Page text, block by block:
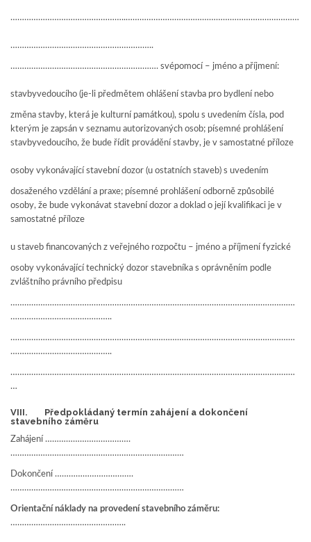
…………………………………………..…………………………………………………………………
……………………………………………………..
………………………………………………………. svépomocí – jméno a příjmení:
stavbyvedoucího (je-li předmětem ohlášení stavba pro bydlení nebo
změna stavby, která je kulturní památkou), spolu s uvedením čísla, pod
kterým je zapsán v seznamu autorizovaných osob; písemné prohlášení
stavbyvedoucího, že bude řídit provádění stavby, je v samostatné příloze
osoby vykonávající stavební dozor (u ostatních staveb) s uvedením
dosaženého vzdělání a praxe; písemné prohlášení odborně způsobilé
osoby, že bude vykonávat stavební dozor a doklad o její kvalifikaci je v
samostatné příloze
u staveb financovaných z veřejného rozpočtu – jméno a příjmení fyzické
osoby vykonávající technický dozor stavebníka s oprávněním podle
zvláštního právního předpisu
……………………………………………………………………………………………………………
……………………………………..
……………………………………………………………………………………………………………
……………………………………..
……………………………………………………………………………………………………………
…
VIII. Předpokládaný termín zahájení a dokončení
stavebního záměru
Zahájení ……………………………….
…………………………………………………………………
Dokončení …………………………….
…………………………………………………………………
Orientační náklady na provedení stavebního záměru:
…………………………………………..